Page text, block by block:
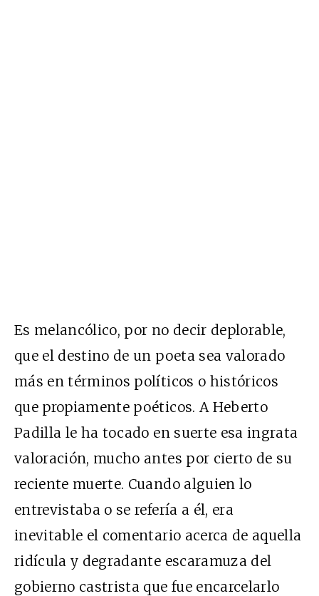
Es melancólico, por no decir deplorable,
que el destino de un poeta sea valorado
más en términos políticos o históricos
que propiamente poéticos. A Heberto
Padilla le ha tocado en suerte esa ingrata
valoración, mucho antes por cierto de su
reciente muerte. Cuando alguien lo
entrevistaba o se refería a él, era
inevitable el comentario acerca de aquella
ridícula y degradante escaramuza del
gobierno castrista que fue encarcelarlo